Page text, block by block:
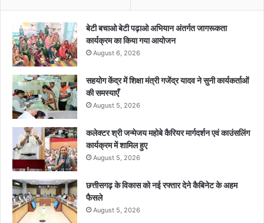
बेटी बचाओ बेटी पढ़ाओ अभियान अंतर्गत जागरूकता
कार्यक्रम का किया गया आयोजन
August 6, 2026
सहयोग केंद्र में शिक्षा मंत्री गजेंद्र यादव ने सुनी कार्यकर्ताओं
की समस्याएँ
August 5, 2026
कलेक्टर श्री जन्मेजय महोबे कैरियर मार्गदर्शन एवं काउंसलिंग
कार्यक्रम में शामिल हुए
August 5, 2026
छत्तीसगढ़ के विकास को नई रफ्तार देने कैबिनेट के अहम
फैसले
August 5, 2026